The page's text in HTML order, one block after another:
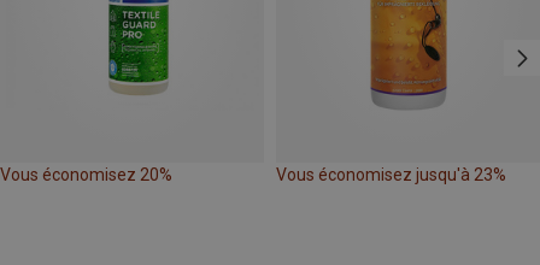
Vous économisez 20% Vous économisez jusqu'à 23%